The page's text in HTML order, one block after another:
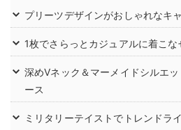
プリーツデザインがおしゃれなキ
1枚でさらっとカジュアルに着こな
深めVネック＆マーメイドシルエ
ース
ミリタリーテイストでトレンドラ